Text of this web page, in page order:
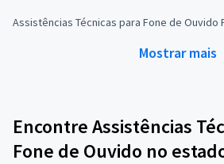
Assistências Técnicas para Fone de Ouvido
Mostrar mais
Encontre Assistências
Fone de Ouvido no